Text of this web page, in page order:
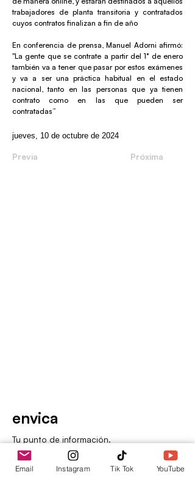
trabajadores de planta transitoria y contratados
cuyos contratos finalizan a fin de año
En conferencia de prensa, Manuel Adorni afirmó:
"La gente que se contrate a partir del 1° de enero
también va a tener que pasar por estos exámenes
y va a ser una práctica habitual en el estado
nacional, tanto en las personas que ya tienen
contrato como en las que pueden ser
contratadas”
jueves, 10 de octubre de 2024
Previa Próxima
envica
Tu punto de información.
Email Instagram Tik Tok YouTube